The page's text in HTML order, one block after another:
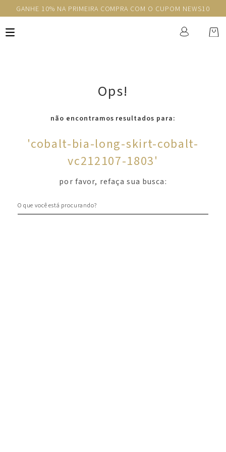
GANHE 10% NA PRIMEIRA COMPRA COM O CUPOM NEWS10
Ops!
não encontramos resultados para:
'cobalt-bia-long-skirt-cobalt-
vc212107-1803'
por favor, refaça sua busca: